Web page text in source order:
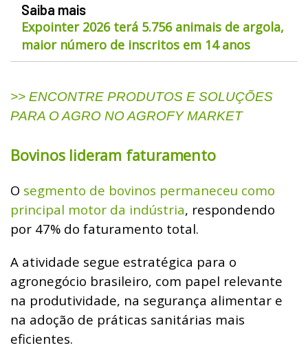
Saiba mais
Expointer 2026 terá 5.756 animais de argola,
maior número de inscritos em 14 anos
>> ENCONTRE PRODUTOS E SOLUÇÕES
PARA O AGRO NO AGROFY MARKET
Bovinos lideram faturamento
O segmento de bovinos permaneceu como
principal motor da indústria, respondendo
por 47% do faturamento total.
A atividade segue estratégica para o
agronegócio brasileiro, com papel relevante
na produtividade, na segurança alimentar e
na adoção de práticas sanitárias mais
eficientes.